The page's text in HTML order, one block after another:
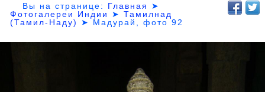
Вы на странице: Главная
➤
Фотогалереи Индии
➤Тамилнад
(Тамил-Наду)
➤ Мадурай, фото 92